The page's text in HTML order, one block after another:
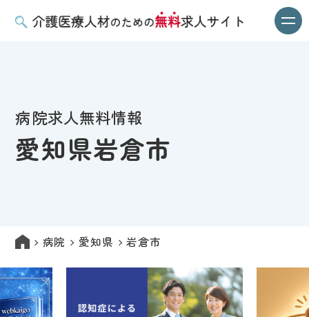
病院求人無料情報
愛知県岩倉市
病院 愛知県 岩倉市